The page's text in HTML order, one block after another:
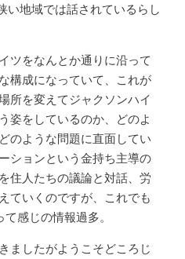
い地域では話されているらし
ツをなんとか通りに沿って
構成になっていて、これが
所を変えてジャクソンハイ
姿をしているのか、どのよ
のような問題に直面してい
ションという金持ち主導の
住人たちの議論と対話、労
ていくのですが、これでも
感じの情報過多。
ましたがようこそどころじ